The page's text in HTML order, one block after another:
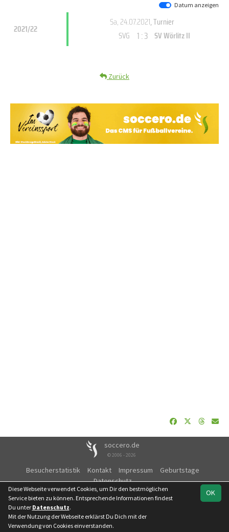
Team Kreisliga
Datum anzeigen
2021/22
Sa, 24.07.2021, Turnier
SVG 1 : 3 SV Wörlitz II
Zurück
soccero.de
© 2006 - 2026
Besucherstatistik Kontakt Impressum
Geburtstage
Datenschutz
OK
Diese Webseite verwendet Cookies, um Dir den bestmöglichen
Service bieten zu können. Entsprechende Informationen findest
Du unter Datenschutz.
Mit der Nutzung der Webseite erklärst Du Dich mit der
Verwendung von Cookies einverstanden.